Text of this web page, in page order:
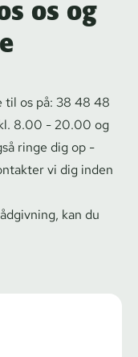
os og
til os på: 38 48 48
8.00 - 20.00 og
ringe dig op -
vi dig inden
kan du